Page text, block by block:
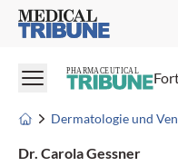
Medical Tribune
PHARMACEUTICAL
Dermatologie und
Dr. Carola Gessner